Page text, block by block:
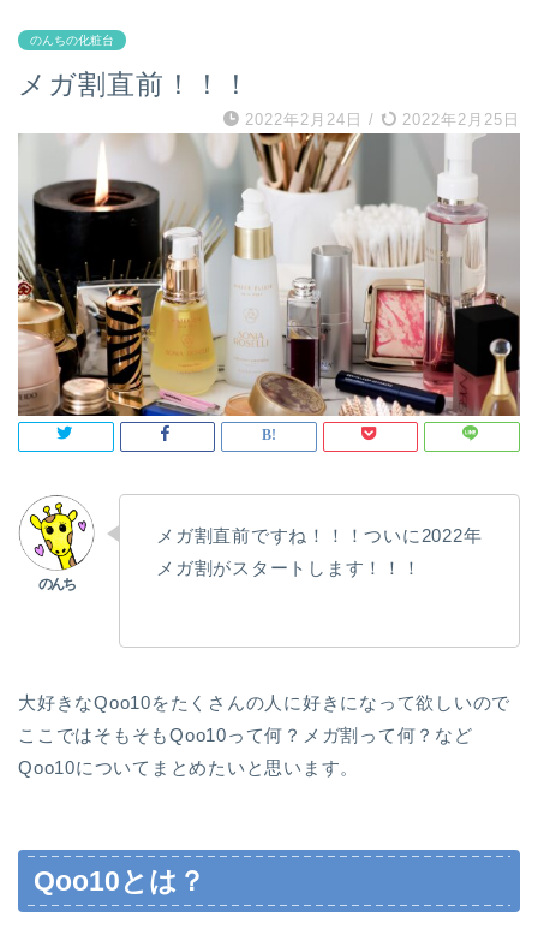
のんちの化粧台
メガ割直前！！！
2022年2月24日 / 2022年2月25日
メガ割直前ですね！！！ついに2022年
メガ割がスタートします！！！
大好きなQoo10をたくさんの人に好きになって欲しいので
ここではそもそもQoo10って何？メガ割って何？など
Qoo10についてまとめたいと思います。
Qoo10とは？